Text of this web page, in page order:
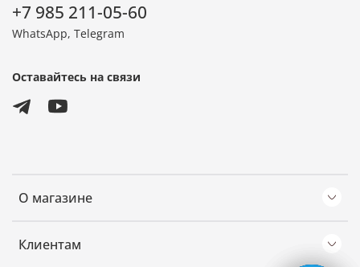
О магазине
Клиентам
+7 985 211-05-60
WhatsApp, Telegram
Оставайтесь на связи